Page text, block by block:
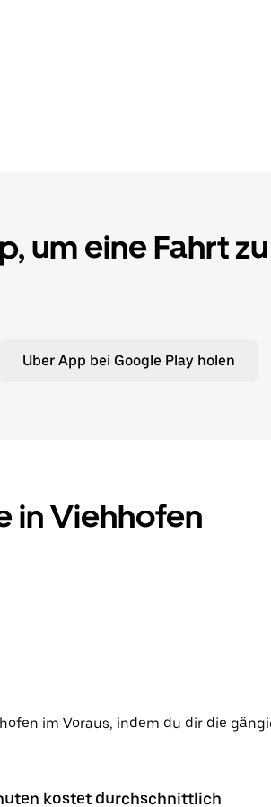
um eine Fahrt zu
Uber App bei Google Play holen
in Viehhofen
im Voraus, indem du dir die
kostet durchschnittlich